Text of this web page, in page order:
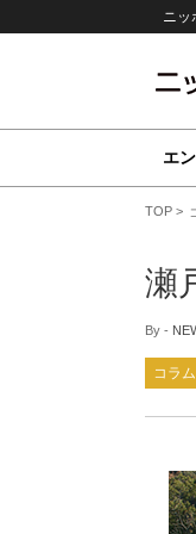
ニッ
エ
TOP
瀬
By -
コラム